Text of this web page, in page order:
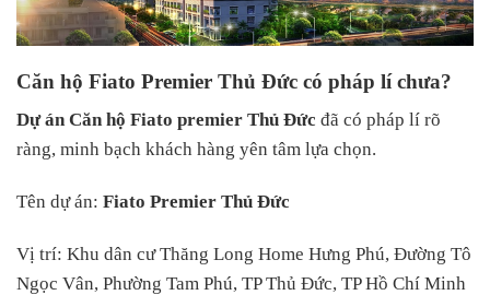
Căn hộ Fiato Premier Thủ Đức có pháp lí chưa?
Dự ánCăn hộ Fiato premier Thủ Đức đã có pháp lí rõ
ràng, minh bạch khách hàng yên tâm lựa chọn.
Tên dự án: Fiato Premier Thủ Đức
Vị trí: Khu dân cư Thăng Long Home Hưng Phú, Đường Tô
Ngọc Vân, Phường Tam Phú, TP Thủ Đức, TP Hồ Chí Minh